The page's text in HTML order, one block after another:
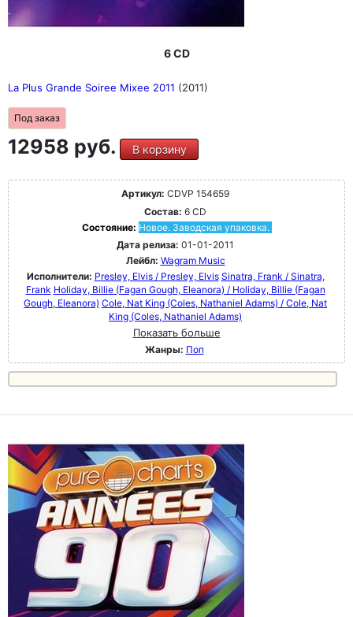
6 CD
La Plus Grande Soiree Mixee 2011 (2011)
Под заказ
12958 руб. В корзину
Артикул: CDVP 154659
Состав: 6 CD
Состояние: Новое. Заводская упаковка.
Дата релиза: 01-01-2011
Лейбл: Wagram Music
Исполнители: Presley, Elvis / Presley, Elvis Sinatra, Frank / Sinatra,
Frank Holiday, Billie (Fagan Gough, Eleanora) / Holiday, Billie (Fagan
Gough, Eleanora) Cole, Nat King (Coles, Nathaniel Adams) / Cole, Nat
King (Coles, Nathaniel Adams)
Показать больше
Жанры: Поп